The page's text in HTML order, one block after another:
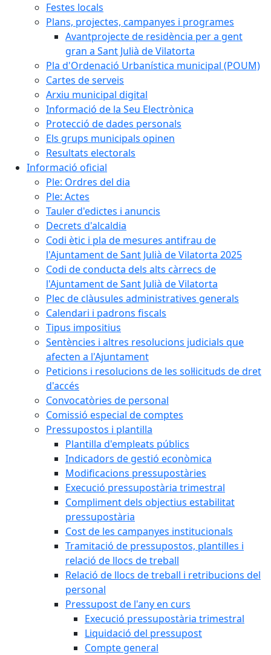
Festes locals
Plans, projectes, campanyes i programes
Avantprojecte de residència per a gent
gran a Sant Julià de Vilatorta
Pla d'Ordenació Urbanística municipal (POUM)
Cartes de serveis
Arxiu municipal digital
Informació de la Seu Electrònica
Protecció de dades personals
Els grups municipals opinen
Resultats electorals
Informació oficial
Ple: Ordres del dia
Ple: Actes
Tauler d'edictes i anuncis
Decrets d'alcaldia
Codi ètic i pla de mesures antifrau de
l'Ajuntament de Sant Julià de Vilatorta 2025
Codi de conducta dels alts càrrecs de
l'Ajuntament de Sant Julià de Vilatorta
Plec de clàusules administratives generals
Calendari i padrons fiscals
Tipus impositius
Sentències i altres resolucions judicials que
afecten a l'Ajuntament
Peticions i resolucions de les sol·licituds de dret
d'accés
Convocatòries de personal
Comissió especial de comptes
Pressupostos i plantilla
Plantilla d'empleats públics
Indicadors de gestió econòmica
Modificacions pressupostàries
Execució pressupostària trimestral
Compliment dels objectius estabilitat
pressupostària
Cost de les campanyes institucionals
Tramitació de pressupostos, plantilles i
relació de llocs de treball
Relació de llocs de treball i retribucions del
personal
Pressupost de l'any en curs
Execució pressupostària trimestral
Liquidació del pressupost
Compte general